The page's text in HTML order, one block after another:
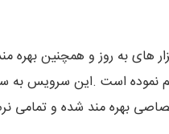
های به روز و همچنین بهره
نموده است .این سرویس به
بهره مند شده و تمامی